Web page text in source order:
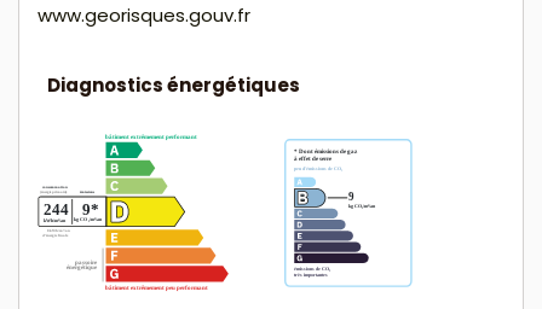
www.georisques.gouv.fr
Diagnostics énergétiques